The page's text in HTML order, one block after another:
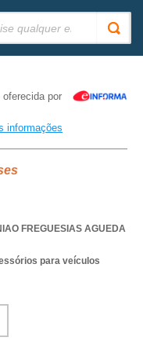
oferecida por
informações
FREGUESIAS AGUEDA
para veículos